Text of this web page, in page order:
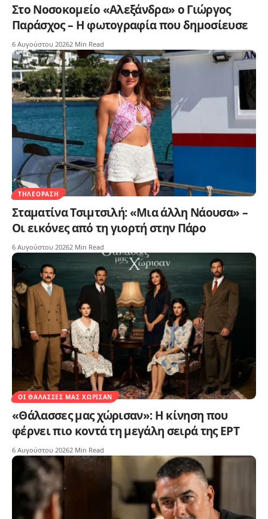
Στο Νοσοκομείο «Αλεξάνδρα» ο Γιώργος
Παράσχος – Η φωτογραφία που δημοσίευσε
6 Αυγούστου 20262 Min Read
ΤΗΛΕΌΡΑΣΗ
Σταματίνα Τσιμτσιλή: «Μια άλλη Νάουσα» –
Οι εικόνες από τη γιορτή στην Πάρο
6 Αυγούστου 20262 Min Read
ΟΙ ΘΆΛΑΣΣΕΣ ΜΑΣ ΧΏΡΙΣΑΝ
«Θάλασσες μας χώρισαν»: Η κίνηση που
φέρνει πιο κοντά τη μεγάλη σειρά της ΕΡΤ
6 Αυγούστου 20262 Min Read